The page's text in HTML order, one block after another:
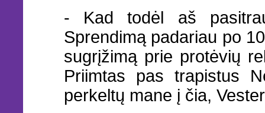
- Kad todėl aš
Sprendimą padariau po
sugrįžimą prie protėvių
Priimtas pas trapistus
perkeltų mane į čia,